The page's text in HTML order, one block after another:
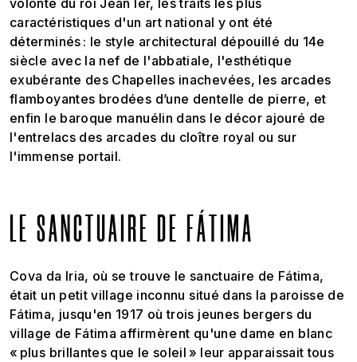
volonté du roi Jean Ier, les traits les plus
caractéristiques d'un art national y ont été
déterminés : le style architectural dépouillé du 14e
siècle avec la nef de l'abbatiale, l'esthétique
exubérante des Chapelles inachevées, les arcades
flamboyantes brodées d’une dentelle de pierre, et
enfin le baroque manuélin dans le décor ajouré de
l'entrelacs des arcades du cloître royal ou sur
l'immense portail.
LE SANCTUAIRE DE FÁTIMA
Cova da Iria, où se trouve le sanctuaire de Fátima,
était un petit village inconnu situé dans la paroisse de
Fátima, jusqu'en 1917 où trois jeunes bergers du
village de Fátima affirmèrent qu'une dame en blanc
« plus brillantes que le soleil » leur apparaissait tous